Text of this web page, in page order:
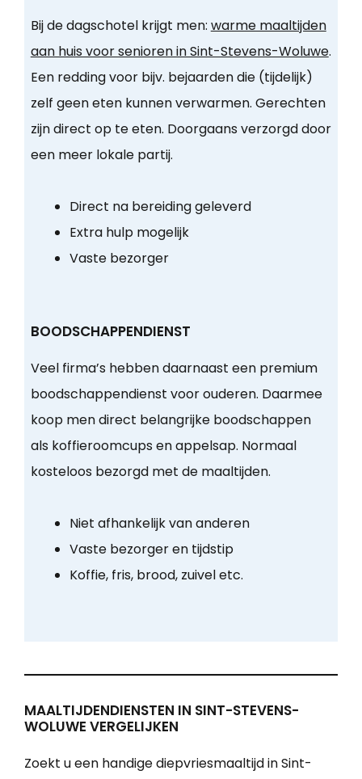
Bij de dagschotel krijgt men: warme maaltijden
aan huis voor senioren in Sint-Stevens-Woluwe.
Een redding voor bijv. bejaarden die (tijdelijk)
zelf geen eten kunnen verwarmen. Gerechten
zijn direct op te eten. Doorgaans verzorgd door
een meer lokale partij.
Direct na bereiding geleverd
Extra hulp mogelijk
Vaste bezorger
BOODSCHAPPENDIENST
Veel firma’s hebben daarnaast een premium
boodschappendienst voor ouderen. Daarmee
koop men direct belangrijke boodschappen
als koffieroomcups en appelsap. Normaal
kosteloos bezorgd met de maaltijden.
Niet afhankelijk van anderen
Vaste bezorger en tijdstip
Koffie, fris, brood, zuivel etc.
MAALTIJDENDIENSTEN IN SINT-STEVENS-
WOLUWE VERGELIJKEN
Zoekt u een handige diepvriesmaaltijd in Sint-